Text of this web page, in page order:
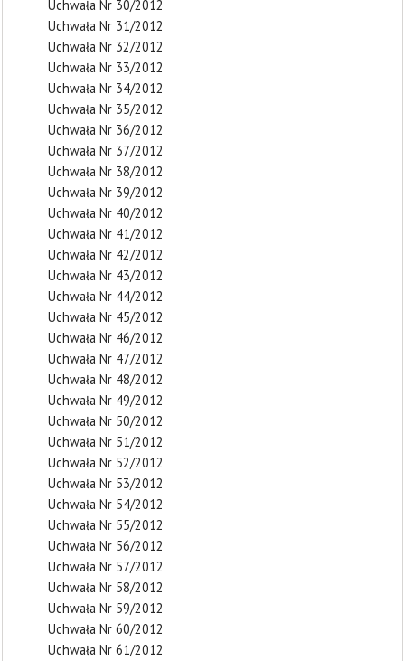
Uchwała Nr 30/2012
Uchwała Nr 31/2012
Uchwała Nr 32/2012
Uchwała Nr 33/2012
Uchwała Nr 34/2012
Uchwała Nr 35/2012
Uchwała Nr 36/2012
Uchwała Nr 37/2012
Uchwała Nr 38/2012
Uchwała Nr 39/2012
Uchwała Nr 40/2012
Uchwała Nr 41/2012
Uchwała Nr 42/2012
Uchwała Nr 43/2012
Uchwała Nr 44/2012
Uchwała Nr 45/2012
Uchwała Nr 46/2012
Uchwała Nr 47/2012
Uchwała Nr 48/2012
Uchwała Nr 49/2012
Uchwała Nr 50/2012
Uchwała Nr 51/2012
Uchwała Nr 52/2012
Uchwała Nr 53/2012
Uchwała Nr 54/2012
Uchwała Nr 55/2012
Uchwała Nr 56/2012
Uchwała Nr 57/2012
Uchwała Nr 58/2012
Uchwała Nr 59/2012
Uchwała Nr 60/2012
Uchwała Nr 61/2012